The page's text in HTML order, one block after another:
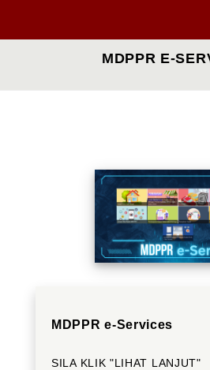
MDPPR E-
MDPPR e-Services
SILA KLIK "LIHAT LANJUT"